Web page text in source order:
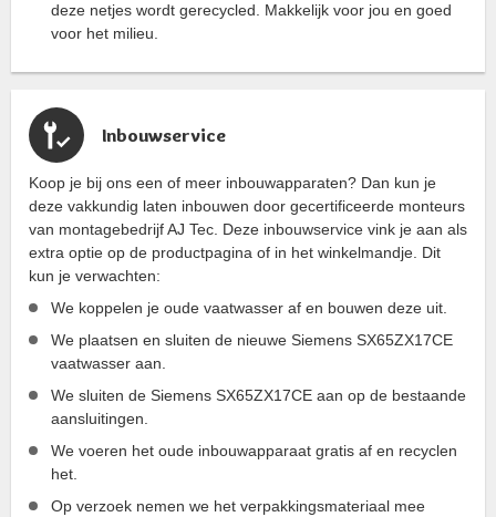
deze netjes wordt gerecycled. Makkelijk voor jou en goed
voor het milieu.
Inbouwservice
Koop je bij ons een of meer inbouwapparaten? Dan kun je
deze vakkundig laten inbouwen door gecertificeerde monteurs
van montagebedrijf AJ Tec. Deze inbouwservice vink je aan als
extra optie op de productpagina of in het winkelmandje. Dit
kun je verwachten:
We koppelen je oude vaatwasser af en bouwen deze uit.
We plaatsen en sluiten de nieuwe Siemens SX65ZX17CE
vaatwasser aan.
We sluiten de Siemens SX65ZX17CE aan op de bestaande
aansluitingen.
We voeren het oude inbouwapparaat gratis af en recyclen
het.
Op verzoek nemen we het verpakkingsmateriaal mee